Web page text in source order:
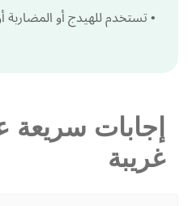
•تستخدم للهيدج أو المضاربة
إجابات سريعة
غريبة